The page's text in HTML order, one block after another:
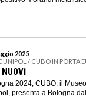
2025
UNIPOL / CUBO IN PORTA
2024, CUBO, il Museo
presenta a Bologna